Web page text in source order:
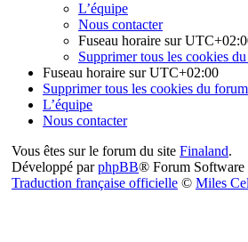
L’équipe
Nous contacter
Fuseau horaire sur
Supprimer tous les cookies
Fuseau horaire surUTC+02:00
Supprimer tous les cookies du forum
L’équipe
Nous contacter
Vous êtes sur le forum du site Finaland.
Développé parphpBB® Forum
Traduction française officielle © Miles